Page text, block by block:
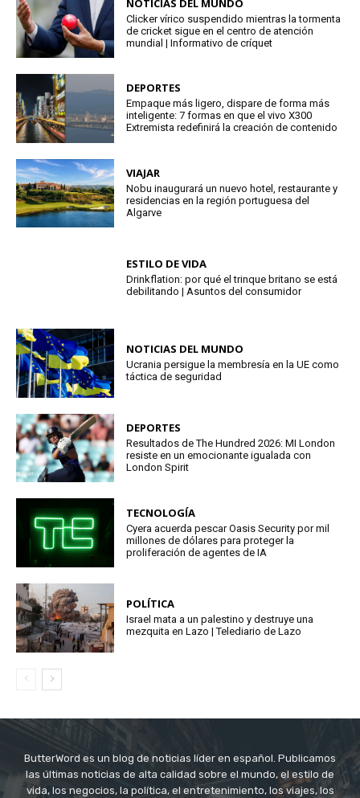
Clicker vírico suspendido mientras la tormenta
de cricket sigue en el centro de atención
mundial | Informativo de críquet
DEPORTES
Empaque más ligero, dispare de forma más
inteligente: 7 formas en que el vivo X300
Extremista redefinirá la creación de contenido
VIAJAR
Nobu inaugurará un nuevo hotel, restaurante y
residencias en la región portuguesa del
Algarve
ESTILO DE VIDA
Drinkflation: por qué el trinque britano se está
debilitando | Asuntos del consumidor
NOTICIAS DEL MUNDO
Ucrania persigue la membresía en la UE como
táctica de seguridad
DEPORTES
Resultados de The Hundred 2026: MI London
resiste en un emocionante igualada con
London Spirit
TECNOLOGÍA
Cyera acuerda pescar Oasis Security por mil
millones de dólares para proteger la
proliferación de agentes de IA
POLÍTICA
Israel mata a un palestino y destruye una
mezquita en Lazo | Telediario de Lazo
ButterWord es un blog de noticias líder en español. Publicamos
las últimas noticias de alta calidad sobre el mundo, el estilo de
vida, los negocios, la política, el entretenimiento, los viajes, los